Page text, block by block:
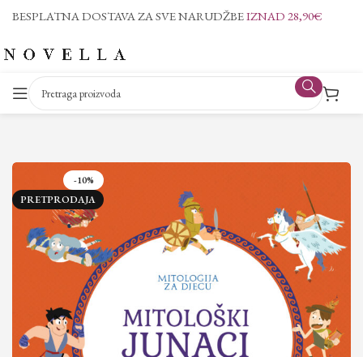
BESPLATNA DOSTAVA ZA SVE NARUDŽBEIZNAD 28,90€
-10%
PRETPRODAJA